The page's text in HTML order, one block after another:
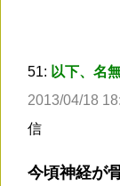
51: 以下、名
2013/04/18
信
今頃神経が